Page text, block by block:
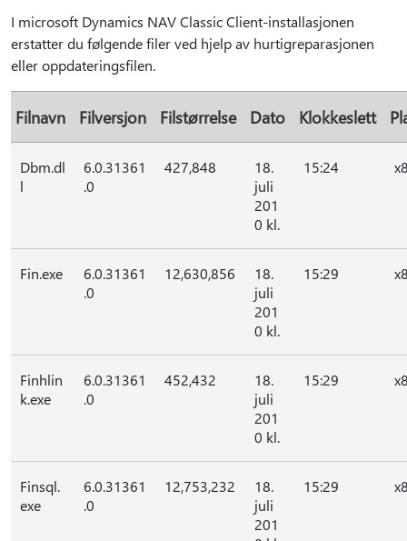
I microsoft Dynamics NAV Classic Client-installasjonen
erstatter du følgende filer ved hjelp av hurtigreparasjonen
eller oppdateringsfilen.
Filnavn Filversjon Filstørrelse Dato Klokkeslett
Dbm.dl
l
6.0.31361
.0
427,848
18.
juli
201
0 kl.
15:24
Fin.exe
6.0.31361
.0
12,630,856
18.
juli
201
0 kl.
15:29
Finhlin
k.exe
6.0.31361
.0
452,432
18.
juli
201
0 kl.
15:29
Finsql.
exe
6.0.31361
.0
12,753,232
18.
juli
201
15:29